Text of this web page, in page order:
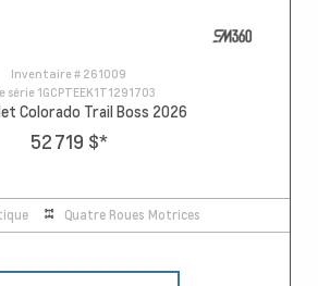
Inventaire # 261009
série 1GCPTEEK1T1291703
Colorado Trail Boss 2026
52 719 $*
Quatre Roues Motrices